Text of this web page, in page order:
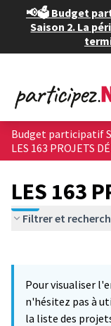
📢🗳️ Budget
Saison 2. La
Budget participatif
LES 163 PROJETS
LES 163
Filtrer et
−
Pour visualiser
n'hésitez pas à
la liste des